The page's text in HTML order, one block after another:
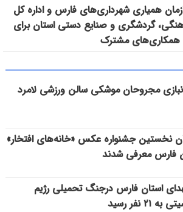
همیاری شهرداری‌های فارس و اداره کل
گردشگری و صنایع دستی استان برای
مشترک
مجروحان موشکی سالن ورزشی لامرد
نخستین جشنواره عکس «خانه‌های افتخار»
فارس معرفی شدند
استان فارس درجنگ تحمیلی رژیم
۲۱ نفر رسید